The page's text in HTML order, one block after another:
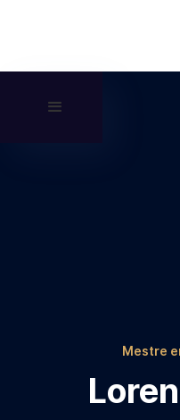
Mestre